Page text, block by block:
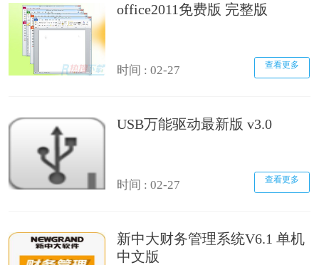
office2011免费版 完整版
时间 : 02-27 查看更多
USB万能驱动最新版 v3.0
时间 : 02-27 查看更多
新中大财务管理系统V6.1 单机
中文版